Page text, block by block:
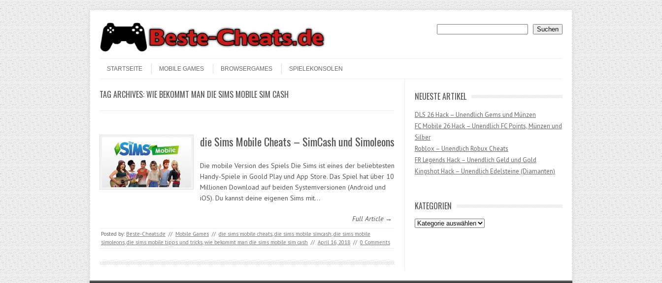
Suchen Suchen
Menu
STARTSEITE
MOBILE GAMES BROWSERGAMES SPIELEKONSOLEN
TAG ARCHIVES:WIE BEKOMMT MAN DIE SIMS MOBILE SIM CASH
die Sims Mobile Cheats – SimCash und Simoleons
Die mobile Version des Spiels Die Sims ist eines der beliebtesten
Handy-Spiele in Goold Play und App Store. Das Spiel hat über 10
Millionen Download auf beiden Systemversionen (Android und
iOS). Du kannst deine eigenen Sims mit…
Full Article →
Posted by: Beste-Cheats.de // Mobile Games // die sims mobile cheats die sims mobile simcash die sims mobile
simoleons die sims mobile tipps und tricks wie bekommt man die sims mobile sim cash // April 16, 2018 // 0 Comments
NEUESTE ARTIKEL
DLS 26 Hack – Unendlich Gems und Münzen
FC Mobile 26 Hack – Unendlich FC Points, Münzen und
Silber
Roblox – Unendlich Robux Cheats
FR Legends Hack – Unendlich Geld und Gold
Kingshot Hack – Unendlich Edelsteine (Diamanten)
KATEGORIEN
Kategorien